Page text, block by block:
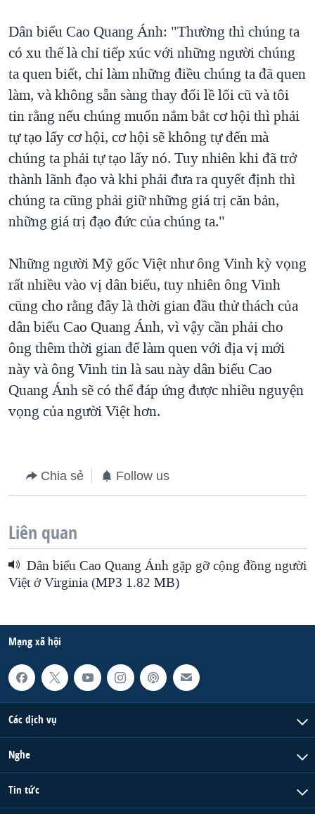
Dân biểu Cao Quang Ánh: "Thường thì chúng ta
có xu thế là chỉ tiếp xúc với những người chúng
ta quen biết, chỉ làm những điều chúng ta đã quen
làm, và không sẵn sàng thay đổi lề lối cũ và tôi
tin rằng nếu chúng muốn nắm bắt cơ hội thì phải
tự tạo lấy cơ hội, cơ hội sẽ không tự đến mà
chúng ta phải tự tạo lấy nó. Tuy nhiên khi đã trở
thành lãnh đạo và khi phải đưa ra quyết định thì
chúng ta cũng phải giữ những giá trị căn bản,
những giá trị đạo đức của chúng ta."
Những người Mỹ gốc Việt như ông Vinh kỳ vọng
rất nhiều vào vị dân biểu, tuy nhiên ông Vinh
cũng cho rằng đây là thời gian đầu thử thách của
dân biểu Cao Quang Ánh, vì vậy cần phải cho
ông thêm thời gian để làm quen với địa vị mới
này và ông Vinh tin là sau này dân biểu Cao
Quang Ánh sẽ có thể đáp ứng được nhiều nguyện
vọng của người Việt hơn.
Chia sẻ Follow us
Liên quan
Dân biểu Cao Quang Ánh gặp gỡ cộng đồng người
Việt ở Virginia (MP3 1.82 MB)
Mạng xã hội
Các dịch vụ
Nghe
Tin tức